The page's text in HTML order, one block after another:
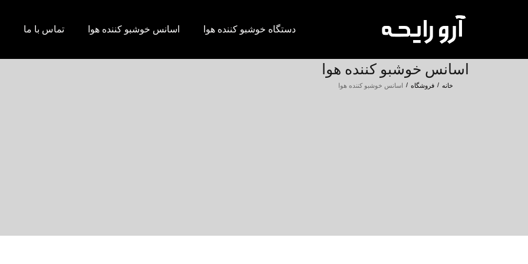
دستگاه خوشبو کننده هوا اسانس خوشبو کننده هوا تماس با ما
اسانس خوشبو کننده هوا
خانه / فروشگاه / اسانس خوشبو کننده هوا